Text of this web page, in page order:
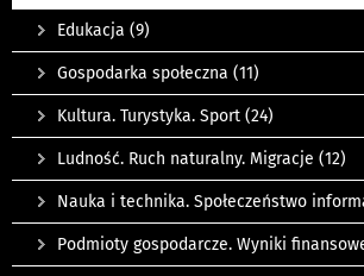
Edukacja (9)
Gospodarka społeczna (11)
Kultura. Turystyka. Sport (24)
Ludność. Ruch naturalny. Migracje (12)
Nauka i technika. Społeczeństwo
Podmioty gospodarcze. Wyniki